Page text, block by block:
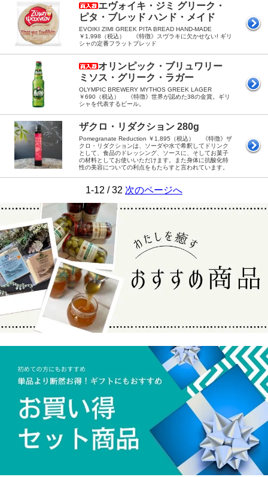
エヴォイキ・ジミ グリーク・
ピタ・ブレッド ハンド・メイド
EVOIKI ZIMI GREEK PITA BREAD HAND-MADE
￥1,998（税込） 《特徴》スヴラキに欠かせない! ギリ
シャの定番フラットブレッド
オリンピック・ブリュワリー
ミソス・グリーク・ラガー
OLYMPIC BREWERY MYTHOS GREEK LAGER
￥690（税込） 《特徴》世界が認めた38の金賞。ギリ
シャを代表するビール。
ザクロ・リダクション 280g
Pomegranate Reduction ￥1,895（税込） 《特徴》ザ
クロ・リダクションは、ソーダや水で希釈してドリンク
として、食品のドレッシング、ソースに、そしてお菓子
の材料としてお使いいただけます。また身体に抗酸化特
性の美容についての利点をもたらすと言われています。
1-12 / 32 次のページへ